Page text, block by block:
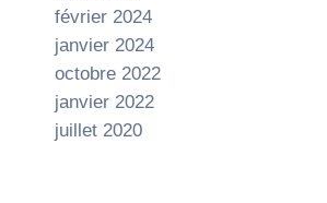
février 2024
janvier 2024
octobre 2022
janvier 2022
juillet 2020